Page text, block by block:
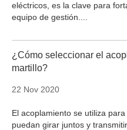
eléctricos, es la clave para
equipo de gestión....
¿Cómo seleccionar el
martillo?
22 Nov 2020
El acoplamiento se utiliza
puedan girar juntos y